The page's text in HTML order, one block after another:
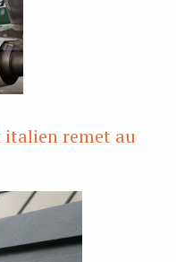
italien remet au